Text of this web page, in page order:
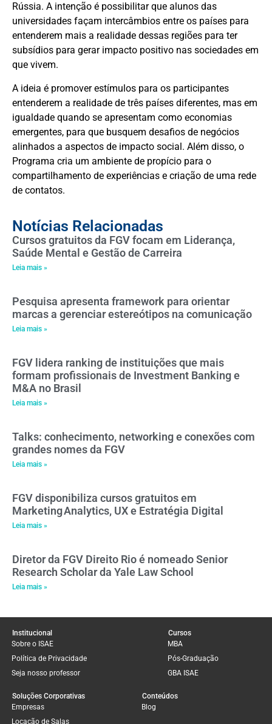
Rússia. A intenção é possibilitar que alunos das
universidades façam intercâmbios entre os países para
entenderem mais a realidade dessas regiões para ter
subsídios para gerar impacto positivo nas sociedades em
que vivem.
A ideia é promover estímulos para os participantes
entenderem a realidade de três países diferentes, mas em
igualdade quando se apresentam como economias
emergentes, para que busquem desafios de negócios
alinhados a aspectos de impacto social. Além disso, o
Programa cria um ambiente de propício para o
compartilhamento de experiências e criação de uma rede
de contatos.
Notícias Relacionadas
Cursos gratuitos da FGV focam em Liderança,
Saúde Mental e Gestão de Carreira
Leia mais »
Pesquisa apresenta framework para orientar
marcas a gerenciar estereótipos na comunicação
Leia mais »
FGV lidera ranking de instituições que mais
formam profissionais de Investment Banking e
M&A no Brasil
Leia mais »
Talks: conhecimento, networking e conexões com
grandes nomes da FGV
Leia mais »
FGV disponibiliza cursos gratuitos em
Marketing Analytics, UX e Estratégia Digital
Leia mais »
Diretor da FGV Direito Rio é nomeado Senior
Research Scholar da Yale Law School
Leia mais »
Institucional
Sobre o ISAE
Política de Privacidade
Seja nosso professor
Cursos
MBA
Pós-Graduação
GBA ISAE
Soluções Corporativas
Empresas
Locação de Salas
Conteúdos
Blog